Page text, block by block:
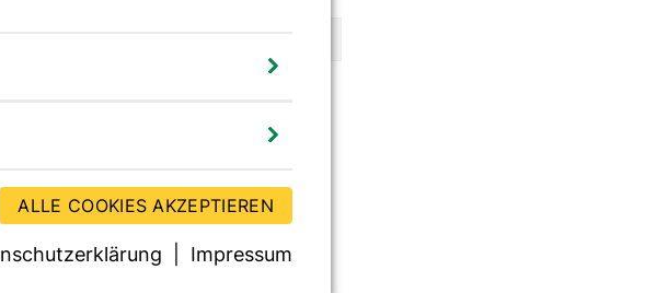
in der
ALLE COOKIES AKZEPTIEREN
Impressum